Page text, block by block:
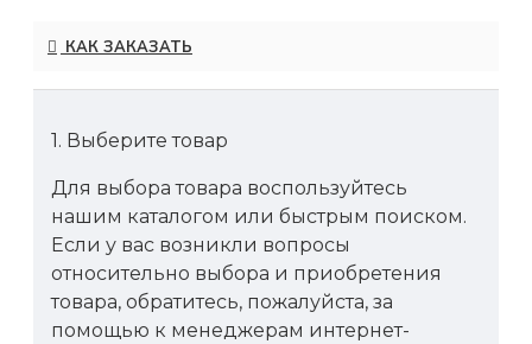
КАК ЗАКАЗАТЬ
1. Выберите товар
Для выбора товара воспользуйтесь
нашим каталогом или быстрым поиском.
Если у вас возникли вопросы
относительно выбора и приобретения
товара, обратитесь, пожалуйста, за
помощью к менеджерам интернет-